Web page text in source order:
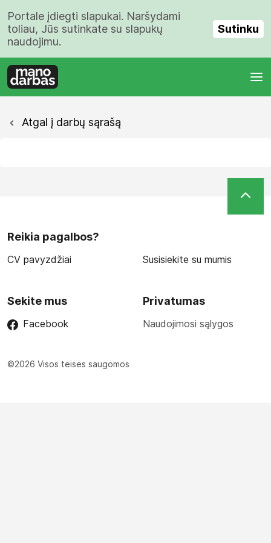
Portale įdiegti slapukai. Naršydami
toliau, Jūs sutinkate su slapukų
naudojimu.
Sutinku
Atgal į darbų sąrašą
Reikia pagalbos?
CV pavyzdžiai Susisiekite su mumis
Sekite mus
Facebook
Privatumas
Naudojimosi sąlygos
©2026 Visos teisės saugomos